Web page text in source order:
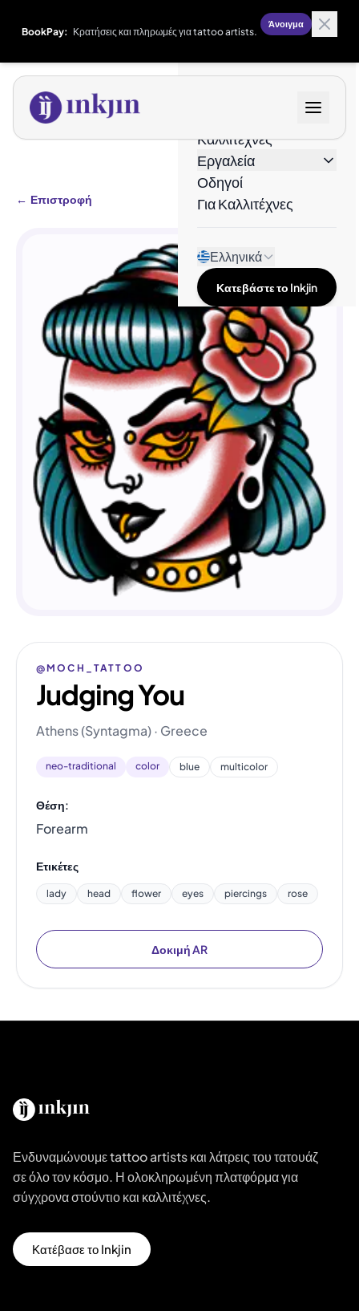
BookPay: Κρατήσεις και πληρωμές για tattoo artists.
Άνοιγμα
Καλλιτέχνες
Εργαλεία
Οδηγοί
Για Καλλιτέχνες
Ελληνικά
Κατεβάστε το Inkjin
← Επιστροφή
@MOCH_TATTOO
Judging You
Athens (Syntagma) · Greece
neo-traditional color blue multicolor
Θέση:
Forearm
Ετικέτες
lady head flower eyes piercings rose
Δοκιμή AR
Ενδυναμώνουμε tattoo artists και λάτρεις του τατουάζ
σε όλο τον κόσμο. Η ολοκληρωμένη πλατφόρμα για
σύγχρονα στούντιο και καλλιτέχνες.
Κατέβασε το Inkjin